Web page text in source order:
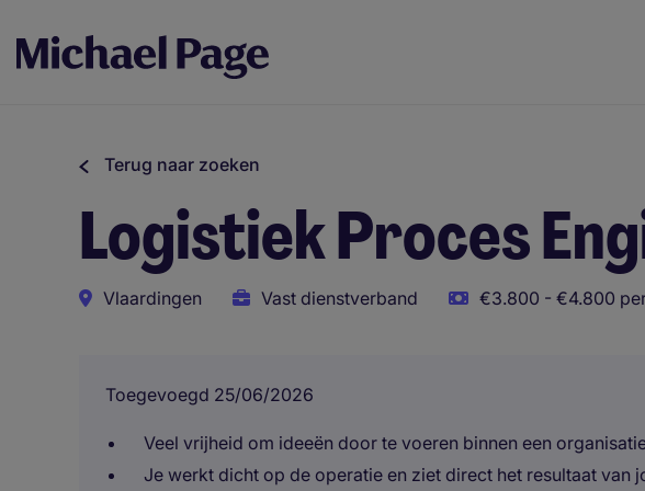
Terug naar zoeken
Logistiek Proces
Vlaardingen Vast dienstverband €3.800 - €4.800
Toegevoegd 25/06/2026
Veel vrijheid om ideeën door te voeren binnen een
Je werkt dicht op de operatie en ziet direct het resultaat van